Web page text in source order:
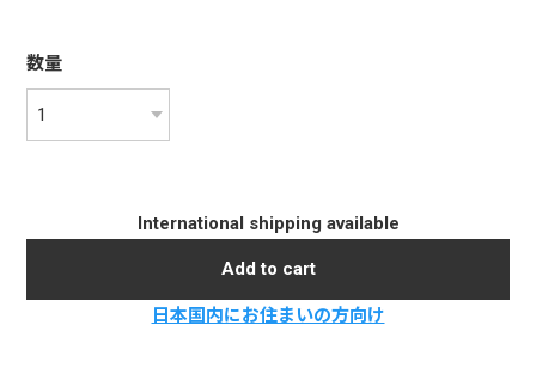
数量
International shipping available
Add to cart
日本国内にお住まいの方向け